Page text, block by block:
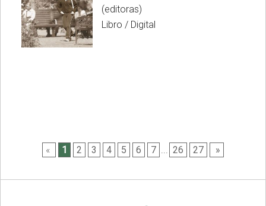
(editoras)
Libro / Digital
« 1 2 3 4 5 6 7 26 27 »